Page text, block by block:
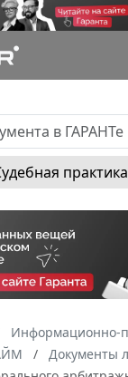
практика
Информационно-
Документы